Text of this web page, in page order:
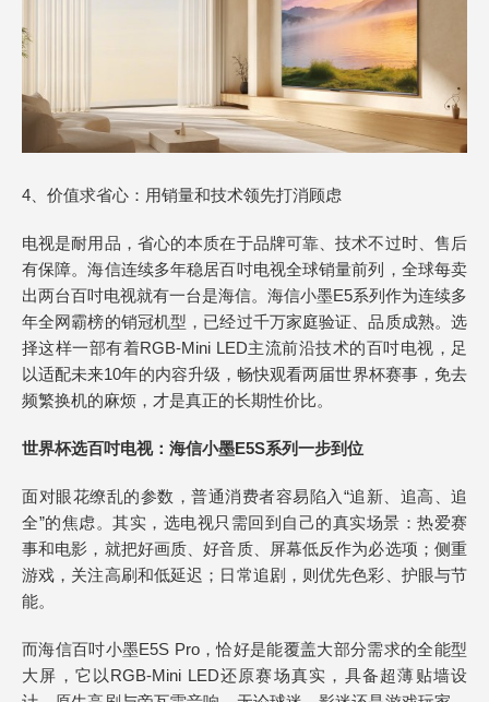
4、价值求省心：用销量和技术领先打消顾虑
电视是耐用品，省心的本质在于品牌可靠、技术不过时、售后
有保障。海信连续多年稳居百吋电视全球销量前列，全球每卖
出两台百吋电视就有一台是海信。海信小墨E5系列作为连续多
年全网霸榜的销冠机型，已经过千万家庭验证、品质成熟。选
择这样一部有着RGB-Mini LED主流前沿技术的百吋电视，足
以适配未来10年的内容升级，畅快观看两届世界杯赛事，免去
频繁换机的麻烦，才是真正的长期性价比。
世界杯选百吋电视：海信小墨E5S系列一步到位
面对眼花缭乱的参数，普通消费者容易陷入“追新、追高、追
全”的焦虑。其实，选电视只需回到自己的真实场景：热爱赛
事和电影，就把好画质、好音质、屏幕低反作为必选项；侧重
游戏，关注高刷和低延迟；日常追剧，则优先色彩、护眼与节
能。
而海信百吋小墨E5S Pro，恰好是能覆盖大部分需求的全能型
大屏，它以RGB-Mini LED还原赛场真实，具备超薄贴墙设